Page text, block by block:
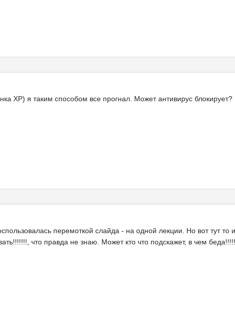
ХР) я таким способом все прогнал. Может антивирус блокирует?
перемоткой слайда - на одной лекции. Но вот тут то
что правда не знаю. Может кто что подскажет, в чем